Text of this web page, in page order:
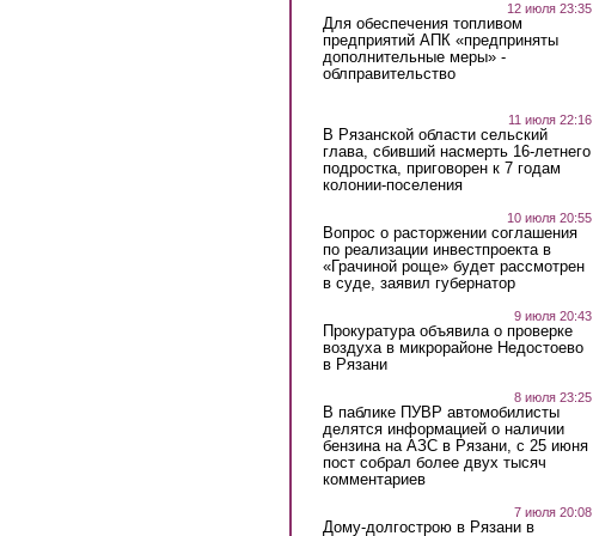
12 июля 23:35
Для обеспечения топливом
предприятий АПК «предприняты
дополнительные меры» -
облправительство
11 июля 22:16
В Рязанской области сельский
глава, сбивший насмерть 16-летнего
подростка, приговорен к 7 годам
колонии-поселения
10 июля 20:55
Вопрос о расторжении соглашения
по реализации инвестпроекта в
«Грачиной роще» будет рассмотрен
в суде, заявил губернатор
9 июля 20:43
Прокуратура объявила о проверке
воздуха в микрорайоне Недостоево
в Рязани
8 июля 23:25
В паблике ПУВР автомобилисты
делятся информацией о наличии
бензина на АЗС в Рязани, с 25 июня
пост собрал более двух тысяч
комментариев
7 июля 20:08
Дому-долгострою в Рязани в